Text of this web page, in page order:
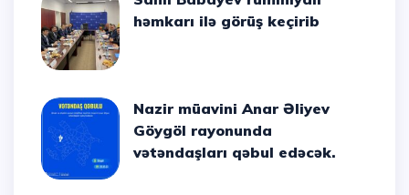
həmkarı ilə görüş keçirib
Nazir müavini Anar Əliyev
Göygöl rayonunda
vətəndaşları qəbul edəcək.